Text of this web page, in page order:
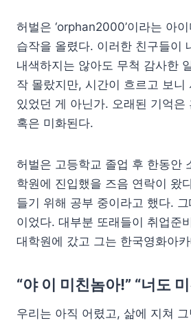
허벌은 ‘orphan2000’이라는 아
습작을 올렸다. 이러한 친구들이
내색하지는 않아도 무척 감사한
작 몰랐지만, 시간이 흐르고 보니
있었던 게 아닌가. 오래된 기억은
혹은 미화된다.
허벌은 고등학교 졸업 후 한동안
학원에 진입했을 즈음 연락이 왔
들기 위해 공부 중이라고 했다.
이었다. 대부분 또래들이 취업준
대학원에 갔고 그는 한국영화아
“야 이 미친놈아!” “너도
우리는 아직 어렸고, 삶에 지쳐